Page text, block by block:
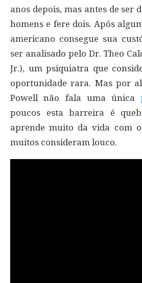
anos depois, mas antes de ser
homens e fere dois. Após
americano consegue sua
ser analisado pelo Dr. Theo
Jr.), um psiquiatra que
oportunidade rara. Mas por
Powell não fala uma única
poucos esta barreira é
aprende muito da vida com
muitos consideram louco.